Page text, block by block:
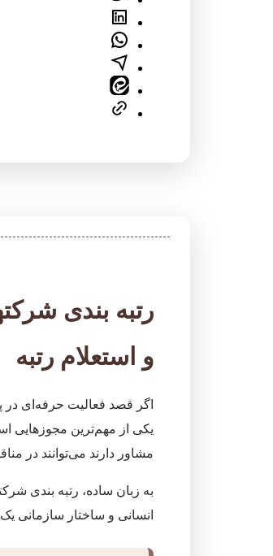
رتبه بندی
و استعلام رتبه
اگر قصد فعالیت حرفه‌ای در
یکی از مهم‌ترین
مشاور دارند می‌توانند در
به زبان ساده، رتبه بندی
انسانی و ساختار